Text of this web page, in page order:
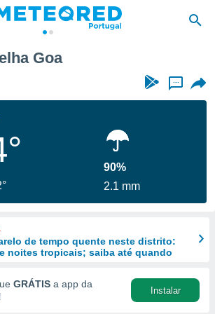
Goa
...
90%
2.1 mm
de tempo quente neste distrito:
e noites tropicais; saiba até quando
GRÁTIS a app da
Instalar